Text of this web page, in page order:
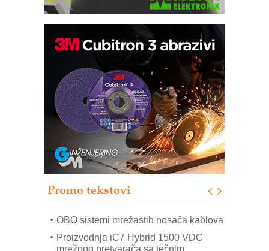
Promo tekstovi
Potpuna efikasnost bez složenih
sistema
Trajna oznaka kao dugoročna korist
Bezbednost na prvom mestu!
IB BLUMENAUER - više od 40 godina
poverenja u industriji
RMQ-TITAN ADVANCED INDICATOR
– Pametna signalizacija za efikasnije
upravljanje mašinama
Mitutoyo Crysta-Apex V PLUS: Nova
OBO sistemi mrežastih nosača kablova
Proizvodnja iC7 Hybrid 1500 VDC
mrežnog pretvarača sa tečnim